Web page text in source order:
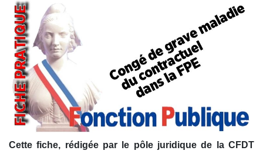
Cette fiche, rédigée par le pôle juridique de la CFDT